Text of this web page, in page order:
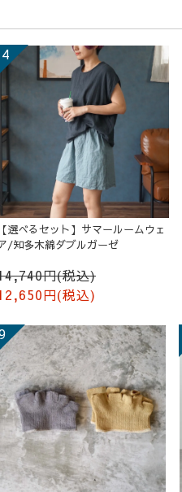
【選べるセット】サマールームウェ
/知多木綿ダブルガーゼ
円(税込)
円(税込)